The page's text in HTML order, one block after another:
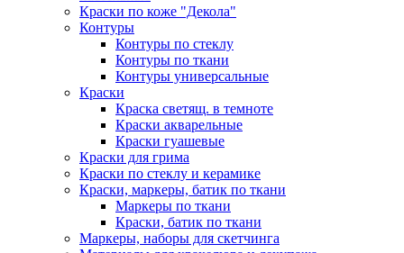
Краски по коже "Декола"
Контуры
Контуры по стеклу
Контуры по ткани
Контуры универсальные
Краски
Краска светящ. в темноте
Краски акварельные
Краски гуашевые
Краски для грима
Краски по стеклу и керамике
Краски, маркеры, батик по ткани
Маркеры по ткани
Краски, батик по ткани
Маркеры, наборы для скетчинга